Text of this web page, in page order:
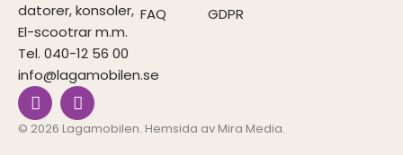
datorer, konsoler,
El-scootrar m.m.
Tel. 040-12 56 00
info@lagamobilen.se
I
n
s
F
a
c
FAQ
GDPR
© 2026 Lagamobilen. Hemsida av Mira Media.